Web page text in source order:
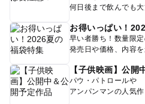
何日後まで飲んでも大
お得いっぱい！
早い者勝ち！数量限
発売日や価格、内容
【子供映画】公開
パウ・パトロールや
アンパンマンの人気作